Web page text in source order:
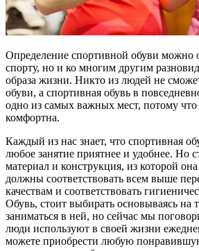
Определение спортивной обуви можно
спорту, но и ко многим другим
образа жизни. Никто из людей не
обуви, а спортивная обувь в
одно из самых важных мест, потому что
комфортна.
Каждый из нас знает, что спортивная
любое занятие приятнее и удобнее. Но
материал и конструкция, из которой
должны соответствовать всем выше
качествам и соответствовать
Обувь, стоит выбирать основываясь на
заниматься в ней, но сейчас мы
люди используют в своей жизни
можете приобрести любую